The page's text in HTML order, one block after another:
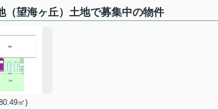
（望海ヶ丘）土地で募集中の物件
㎡)